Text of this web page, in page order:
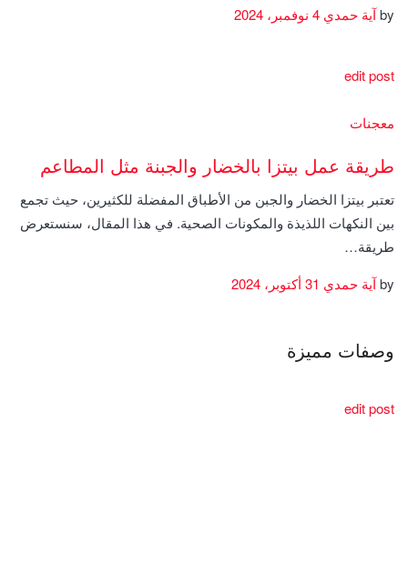
byآية حمدي
edit post
معجنات
طريقة عمل بيتزا بالخضار والجبنة مثل المطاعم
تعتبر بيتزا الخضار والجبن من الأطباق المفضلة للكثيرين، حيث تجمع
بين النكهات اللذيذة والمكونات الصحية. في هذا المقال، سنستعرض
طريقة…
byآية حمدي
وصفات مميزة
edit post